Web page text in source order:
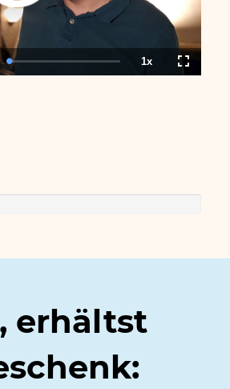
Loaded:
0.00%
1xPlayback
Rate
Fullscreen
erhältst